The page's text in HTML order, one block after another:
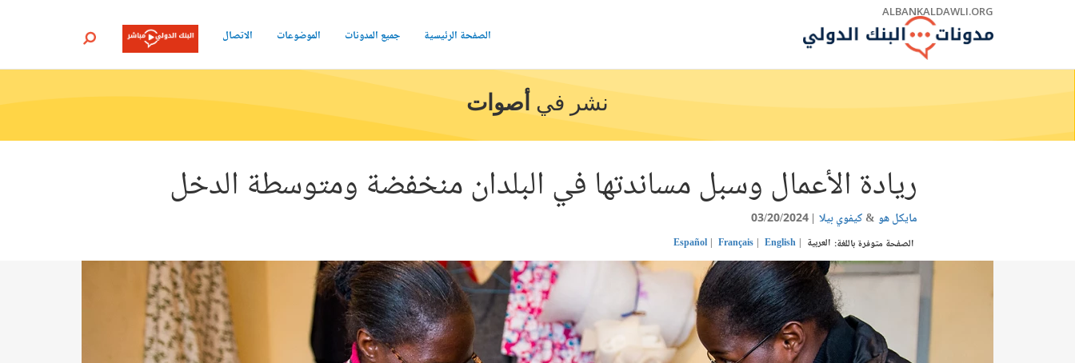
ALBANKALDAWLI.ORG
الصفحة الرئيسية جميع المدونات الموضوعات الاتصال بحث
نشر في أصوات
ريادة الأعمال وسبل مساندتها في البلدان منخفضة ومتوسطة الدخل
مايكل هو كيفوي بيلا 03/20/2024
الصفحة متوفرة باللغة: العربية English
Français
Español